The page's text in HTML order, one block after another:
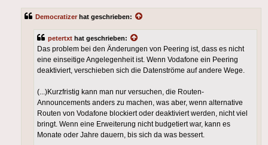
Democratizer hat geschrieben:
petertxt hat geschrieben:
Das problem bei den Änderungen von Peering ist, dass es nicht
eine einseitige Angelegenheit ist. Wenn Vodafone ein Peering
deaktiviert, verschieben sich die Datenströme auf andere Wege.
(...)Kurzfristig kann man nur versuchen, die Routen-
Announcements anders zu machen, was aber, wenn alternative
Routen von Vodafone blockiert oder deaktiviert werden, nicht viel
bringt. Wenn eine Erweiterung nicht budgetiert war, kann es
Monate oder Jahre dauern, bis sich da was bessert.